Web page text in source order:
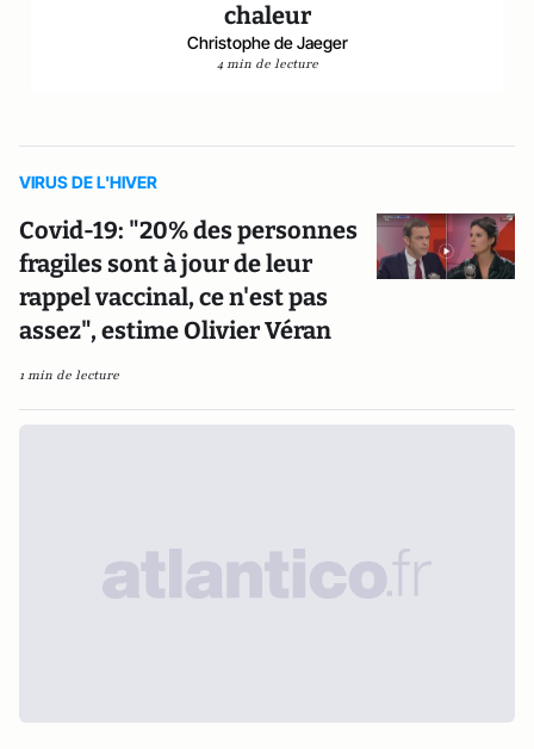
chaleur
Christophe de Jaeger
4 min de lecture
VIRUS DE L'HIVER
Covid-19: "20% des personnes
fragiles sont à jour de leur
rappel vaccinal, ce n'est pas
assez", estime Olivier Véran
1 min de lecture